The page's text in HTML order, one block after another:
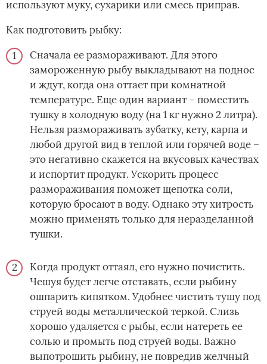
используют муку, сухарики или смесь приправ.
Как подготовить рыбку:
Сначала ее размораживают. Для этого
замороженную рыбу выкладывают на поднос
и ждут, когда она оттает при комнатной
температуре. Еще один вариант – поместить
тушку в холодную воду (на 1 кг нужно 2 литра).
Нельзя размораживать зубатку, кету, карпа и
любой другой вид в теплой или горячей воде –
это негативно скажется на вкусовых качествах
и испортит продукт. Ускорить процесс
размораживания поможет щепотка соли,
которую бросают в воду. Однако эту хитрость
можно применять только для неразделанной
тушки.
Когда продукт оттаял, его нужно почистить.
Чешуя будет легче отставать, если рыбину
ошпарить кипятком. Удобнее чистить тушу под
струей воды металлической теркой. Слизь
хорошо удаляется с рыбы, если натереть ее
солью и промыть под струей воды. Важно
выпотрошить рыбину, не повредив желчный